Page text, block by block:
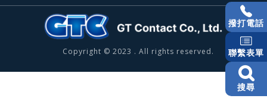
Copyright © 2023 . All rights reserved.
撥打電話
聯繫表單
搜尋